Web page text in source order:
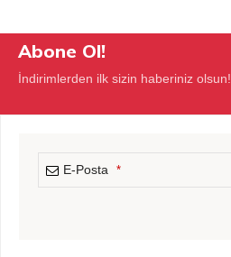
Abone Ol!
İndirimlerden ilk sizin haberiniz olsun!
E-Posta *